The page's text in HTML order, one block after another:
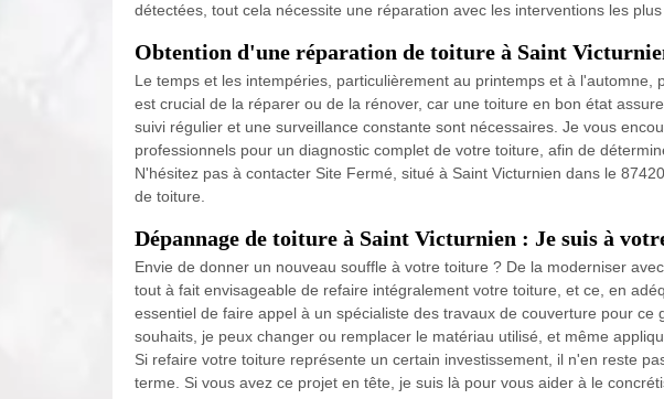
détectées, tout cela nécessite une réparation avec les interventions les
Obtention d'une réparation de toiture à Saint
Le temps et les intempéries, particulièrement au printemps et à l'automne,
est crucial de la réparer ou de la rénover, car une toiture en bon état
suivi régulier et une surveillance constante sont nécessaires. Je vous
professionnels pour un diagnostic complet de votre toiture, afin de
N'hésitez pas à contacter Site Fermé, situé à Saint Victurnien dans le
de toiture.
Dépannage de toiture à Saint Victurnien : Je suis à
Envie de donner un nouveau souffle à votre toiture ? De la moderniser
tout à fait envisageable de refaire intégralement votre toiture, et ce, en
essentiel de faire appel à un spécialiste des travaux de couverture pour ce
souhaits, je peux changer ou remplacer le matériau utilisé, et même
Si refaire votre toiture représente un certain investissement, il n'en reste
terme. Si vous avez ce projet en tête, je suis là pour vous aider à le